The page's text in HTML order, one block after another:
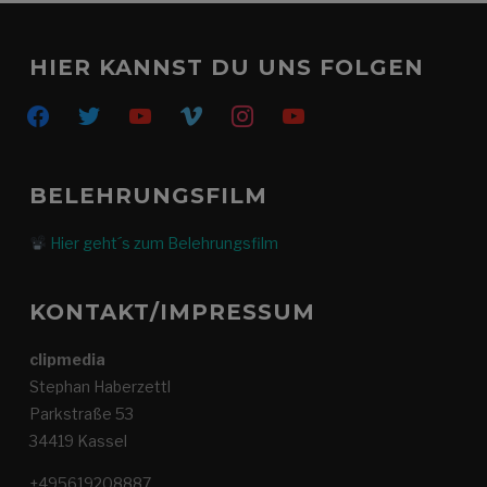
HIER KANNST DU UNS FOLGEN
facebooktwitter youtube vimeo instagramyoutube
BELEHRUNGSFILM
Hier geht´s zum Belehrungsfilm
KONTAKT/IMPRESSUM
clipmedia
Stephan Haberzettl
Parkstraße 53
34419 Kassel
+495619208887